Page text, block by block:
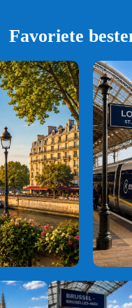
Favoriete